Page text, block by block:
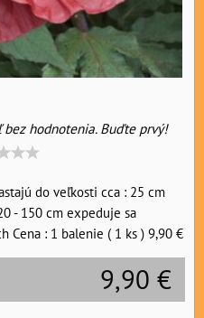
hodnotenia. Buďte prvý!
do veľkosti cca : 25 cm
- 150 cm expeduje sa
Cena : 1 balenie ( 1 ks ) 9,90 €
9,90 €